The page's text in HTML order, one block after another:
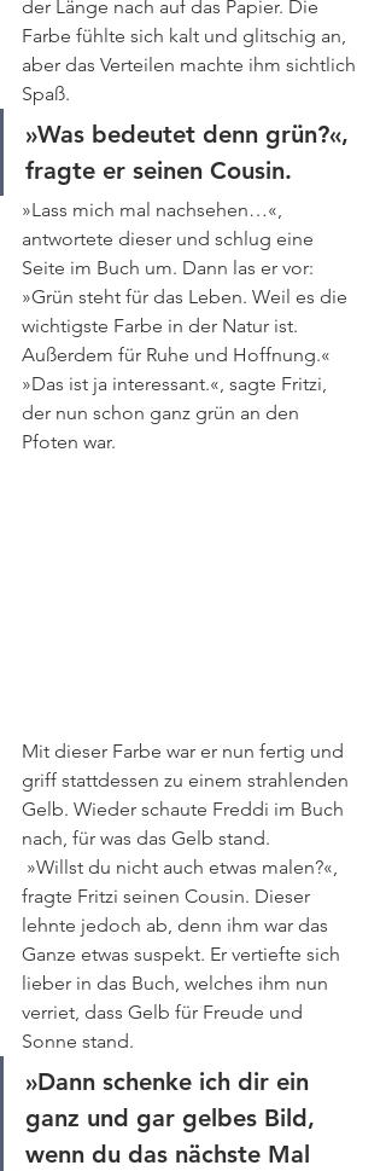
der Länge nach auf das Papier. Die
Farbe fühlte sich kalt und glitschig an,
aber das Verteilen machte ihm sichtlich
Spaß.
»Was bedeutet denn grün?«,
fragte er seinen Cousin.
»Lass mich mal nachsehen…«,
antwortete dieser und schlug eine
Seite im Buch um. Dann las er vor:
»Grün steht für das Leben. Weil es die
wichtigste Farbe in der Natur ist.
Außerdem für Ruhe und Hoffnung.«
»Das ist ja interessant.«, sagte Fritzi,
der nun schon ganz grün an den
Pfoten war.
Mit dieser Farbe war er nun fertig und
griff stattdessen zu einem strahlenden
Gelb. Wieder schaute Freddi im Buch
nach, für was das Gelb stand.
fragte Fritzi seinen Cousin. Dieser
lehnte jedoch ab, denn ihm war das
Ganze etwas suspekt. Er vertiefte sich
lieber in das Buch, welches ihm nun
verriet, dass Gelb für Freude und
Sonne stand.
»Dann schenke ich dir ein
ganz und gar gelbes Bild,
wenn du das nächste Mal